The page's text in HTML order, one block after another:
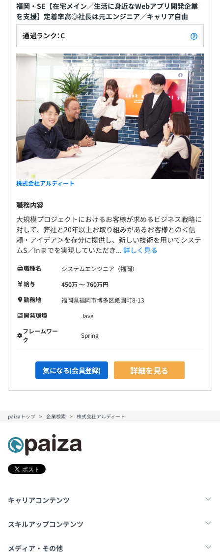
福岡・SE【在宅メイン／生活に身近なWebアプリ開発企業
を支援】定着率高◎社長は元エンジニア／キャリア自由
通過ランク：C
株式会社アルディート
職務内容
大規模プロジェクトにおけるお客様が求めるビジネス戦略に
対して、弊社と20年以上お取り組みがあるお客様との＜信
頼・アイデア＞を存分に提供し、新しい技術を用いてシステ
ムS／Inまでを実現していただき... 詳しく見る
職種名
システムエンジニア（福岡）
給与
450万 〜 760万円
勤務地
福岡県福岡市博多区祇園町8-13
開発環境
Java
フレームワー
ク
Spring
気になる(会員登録) 詳細を見る
paizaトップ 企業検索 株式会社アルディート
キャリアコンテンツ
転職・キャリア
スキルアップコンテンツ
学習
メディア・その他